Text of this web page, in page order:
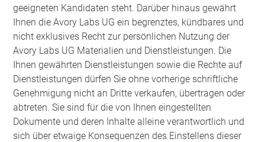
geeigneten Kandidaten steht. Darüber hinaus gewährt
Ihnen die Avory Labs UG ein begrenztes, kündbares und
nicht exklusives Recht zur persönlichen Nutzung der
Avory Labs UG Materialien und Dienstleistungen. Die
Ihnen gewährten Dienstleistungen sowie die Rechte auf
Dienstleistungen dürfen Sie ohne vorherige schriftliche
Genehmigung nicht an Dritte verkaufen, übertragen oder
abtreten. Sie sind für die von Ihnen eingestellten
Dokumente und deren Inhalte alleine verantwortlich und
sich über etwaige Konsequenzen des Einstellens dieser